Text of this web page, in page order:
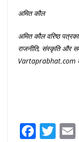
अमित कौल
अमित कौल वरिष्ठ
राजनीति, संस्कृति और
Vartaprabhat.com
F T